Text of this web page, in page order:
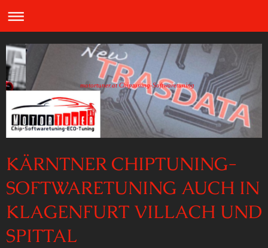
motortuner.at Chiptuning-Softwaretuning
KÄRNTNER CHIPTUNING-
SOFTWARETUNING AUCH IN
KLAGENFURT VILLACH UND
SPITTAL